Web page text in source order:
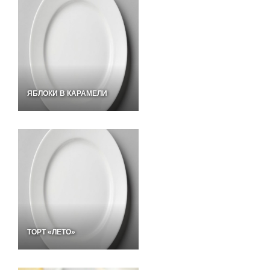
ЯБЛОКИ В КАРАМЕЛИ
ТОРТ «ЛЕТО»